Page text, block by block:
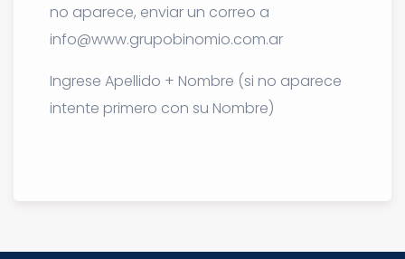
no aparece, enviar un correo a
info@www.grupobinomio.com.ar
Ingrese Apellido + Nombre (si no aparece
intente primero con su Nombre)